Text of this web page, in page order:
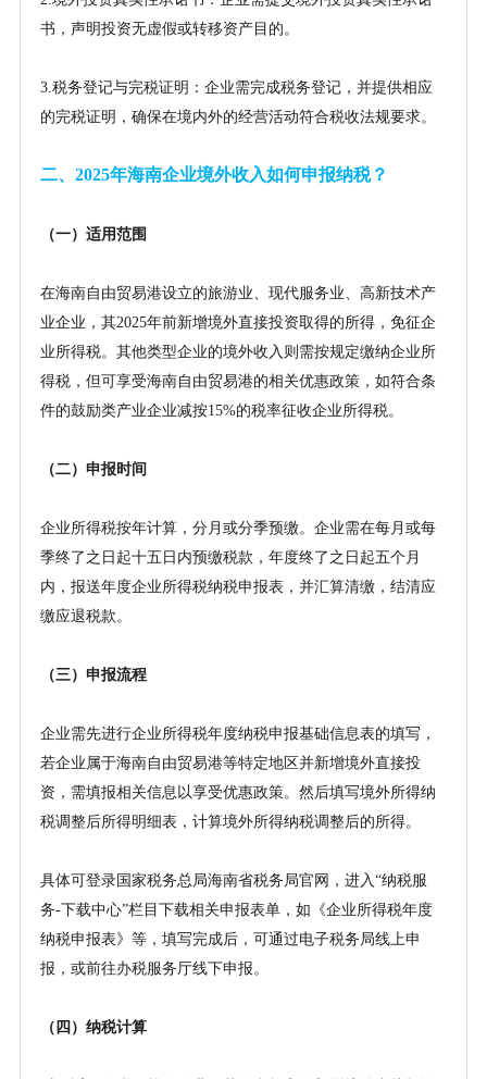
书，声明投资无虚假或转移资产目的。
3.税务登记与完税证明：企业需完成税务登记，并提供相应
的完税证明，确保在境内外的经营活动符合税收法规要求。
二、 2025年海南企业境外收入如何申报纳税？
（一）适用范围
在海南自由贸易港设立的旅游业、现代服务业、高新技术产
业企业，其2025年前新增境外直接投资取得的所得，免征企
业所得税。其他类型企业的境外收入则需按规定缴纳企业所
得税，但可享受海南自由贸易港的相关优惠政策，如符合条
件的鼓励类产业企业减按15%的税率征收企业所得税。
（二）申报时间
企业所得税按年计算，分月或分季预缴。企业需在每月或每
季终了之日起十五日内预缴税款，年度终了之日起五个月
内，报送年度企业所得税纳税申报表，并汇算清缴，结清应
缴应退税款。
（三）申报流程
企业需先进行企业所得税年度纳税申报基础信息表的填写，
若企业属于海南自由贸易港等特定地区并新增境外直接投
资，需填报相关信息以享受优惠政策。然后填写境外所得纳
税调整后所得明细表，计算境外所得纳税调整后的所得。
具体可登录国家税务总局海南省税务局官网，进入 “纳税服
务-下载中心”栏目下载相关申报表单，如《企业所得税年度
纳税申报表》等，填写完成后，可通过电子税务局线上申
报，或前往办税服务厅线下申报。
（四）纳税计算